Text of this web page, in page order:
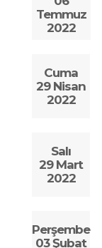
Temmuz
2022
Cuma
29 Nisan
2022
Salı
29 Mart
2022
Perşembe
03 Şubat